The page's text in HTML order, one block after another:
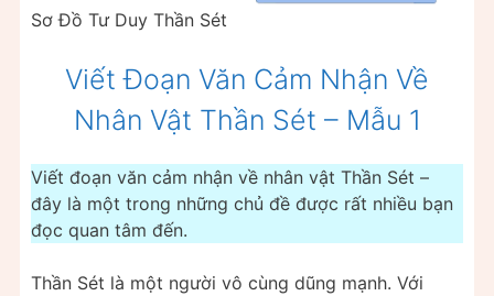
Sơ Đồ Tư Duy Thần Sét
Viết Đoạn Văn Cảm Nhận Về
Nhân Vật Thần Sét – Mẫu 1
Viết đoạn văn cảm nhận về nhân vật Thần Sét –
đây là một trong những chủ đề được rất nhiều bạn
đọc quan tâm đến.
Thần Sét là một người vô cùng dũng mạnh. Với